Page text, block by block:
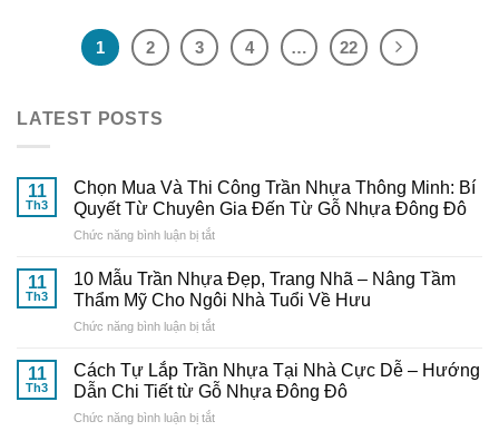
1 2 3 4 … 22
LATEST POSTS
11
Th3
Chọn Mua Và Thi Công Trần Nhựa Thông Minh: Bí
Quyết Từ Chuyên Gia Đến Từ Gỗ Nhựa Đông Đô
Chức năng bình luận bị tắtở
Mua
Và
Thi
Công
Nhựa
Thông
Bí
11
Th3
10 Mẫu Trần Nhựa Đẹp, Trang Nhã – Nâng Tầm
Thẩm Mỹ Cho Ngôi Nhà Tuổi Về Hưu
Chức năng bình luận bị tắtở
Mẫu
Trần
Nhựa
Đẹp,
11
Th3
Cách Tự Lắp Trần Nhựa Tại Nhà Cực Dễ – Hướng
Dẫn Chi Tiết từ Gỗ Nhựa Đông Đô
Chức năng bình luận bị tắtở